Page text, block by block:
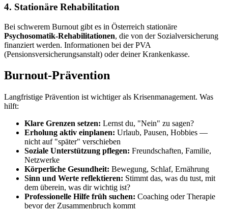
4. Stationäre Rehabilitation
Bei schwerem Burnout gibt es in Österreich stationäre
Psychosomatik-Rehabilitationen, die von der Sozialversicherung
finanziert werden. Informationen bei der PVA
(Pensionsversicherungsanstalt) oder deiner Krankenkasse.
Burnout-Prävention
Langfristige Prävention ist wichtiger als Krisenmanagement. Was
hilft:
Klare Grenzen setzen: Lernst du, "Nein" zu sagen?
Erholung aktiv einplanen: Urlaub, Pausen, Hobbies —
nicht auf "später" verschieben
Soziale Unterstützung pflegen: Freundschaften, Familie,
Netzwerke
Körperliche Gesundheit: Bewegung, Schlaf, Ernährung
Sinn und Werte reflektieren: Stimmt das, was du tust, mit
dem überein, was dir wichtig ist?
Professionelle Hilfe früh suchen: Coaching oder Therapie
bevor der Zusammenbruch kommt